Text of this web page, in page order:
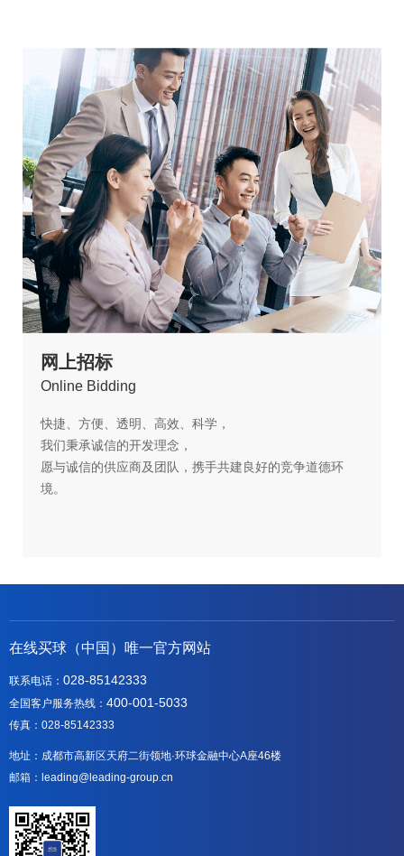
网上招标
Online Bidding
快捷、方便、透明、高效、科学，
我们秉承诚信的开发理念，
愿与诚信的供应商及团队，携手共建良好的竞争道德环
境。
在线买球（中国）唯一官方网站
联系电话： 028-85142333
全国客户服务热线： 400-001-5033
传真：028-85142333
地址：成都市高新区天府二街领地·环球金融中心A座46楼
邮箱：leading@leading-group.cn